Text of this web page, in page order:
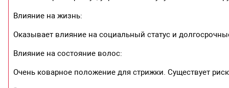
Влияние на жизнь:
Оказывает влияние на социальный статус и
Влияние на состояние волос:
Очень коварное положение для стрижки. Существует